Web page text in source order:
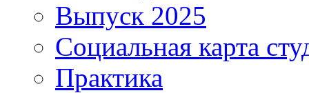
Выпуск 2025
Социальная карта
Практика